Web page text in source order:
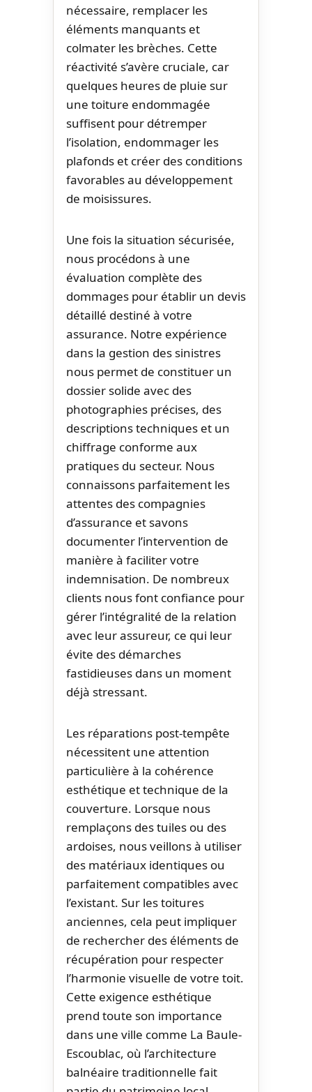
nécessaire, remplacer les
éléments manquants et
colmater les brèches. Cette
réactivité s’avère cruciale, car
quelques heures de pluie sur
une toiture endommagée
suffisent pour détremper
l’isolation, endommager les
plafonds et créer des conditions
favorables au développement
de moisissures.
Une fois la situation sécurisée,
nous procédons à une
évaluation complète des
dommages pour établir un devis
détaillé destiné à votre
assurance. Notre expérience
dans la gestion des sinistres
nous permet de constituer un
dossier solide avec des
photographies précises, des
descriptions techniques et un
chiffrage conforme aux
pratiques du secteur. Nous
connaissons parfaitement les
attentes des compagnies
d’assurance et savons
documenter l’intervention de
manière à faciliter votre
indemnisation. De nombreux
clients nous font confiance pour
gérer l’intégralité de la relation
avec leur assureur, ce qui leur
évite des démarches
fastidieuses dans un moment
déjà stressant.
Les réparations post-tempête
nécessitent une attention
particulière à la cohérence
esthétique et technique de la
couverture. Lorsque nous
remplaçons des tuiles ou des
ardoises, nous veillons à utiliser
des matériaux identiques ou
parfaitement compatibles avec
l’existant. Sur les toitures
anciennes, cela peut impliquer
de rechercher des éléments de
récupération pour respecter
l’harmonie visuelle de votre toit.
Cette exigence esthétique
prend toute son importance
dans une ville comme La Baule-
Escoublac, où l’architecture
balnéaire traditionnelle fait